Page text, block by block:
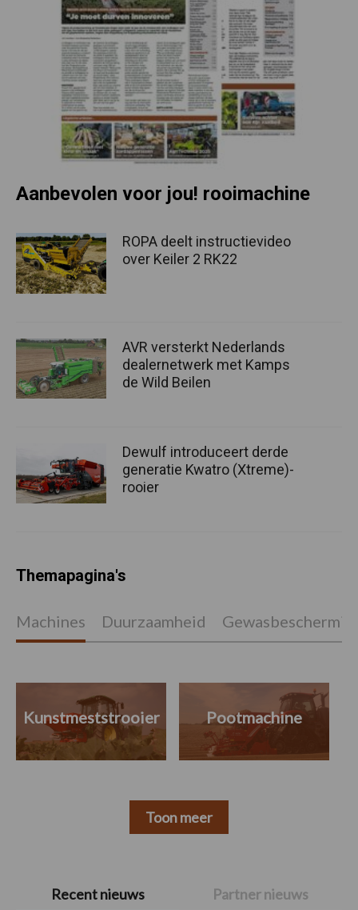
PrimaireRecent nieuws Partner nieuws
Aanbevolen voor jou! rooimachine
ROPA deelt instructievideo
over Keiler 2 RK22
AVR versterkt Nederlands
dealernetwerk met Kamps
de Wild Beilen
Dewulf introduceert derde
generatie Kwatro (Xtreme)-
rooier
Themapagina's
Machines Duurzaamheid
Kunstmeststrooier Pootmachine
Toon meer